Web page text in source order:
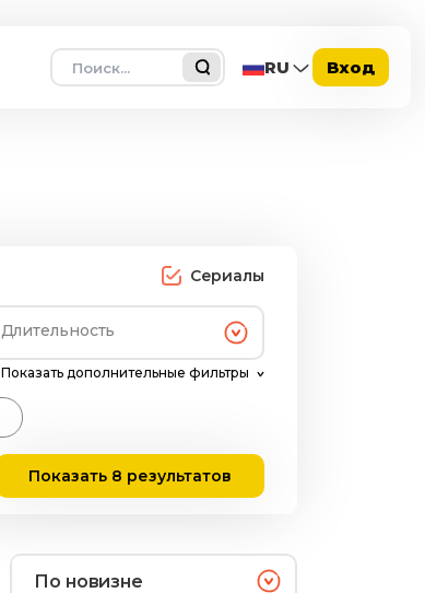
Поиск RU Вход
Сериалы
Длительность
Показать дополнительные фильтры
Показать 8 результатов
По новизне